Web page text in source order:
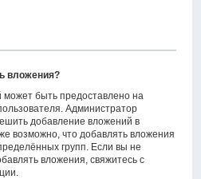
вложения?
быть предоставлено на
Администратор
добавление вложений в
возможно, что добавлять вложения
групп. Если вы не
вложения, свяжитесь с